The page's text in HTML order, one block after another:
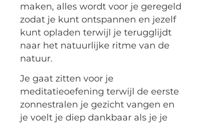
maken, alles wordt voor je geregeld
zodat je kunt ontspannen en jezelf
kunt opladen terwijl je terugglijdt
naar het natuurlijke ritme van de
natuur.
Je gaat zitten voor je
meditatieoefening terwijl de eerste
zonnestralen je gezicht vangen en
je voelt je diep dankbaar als je je